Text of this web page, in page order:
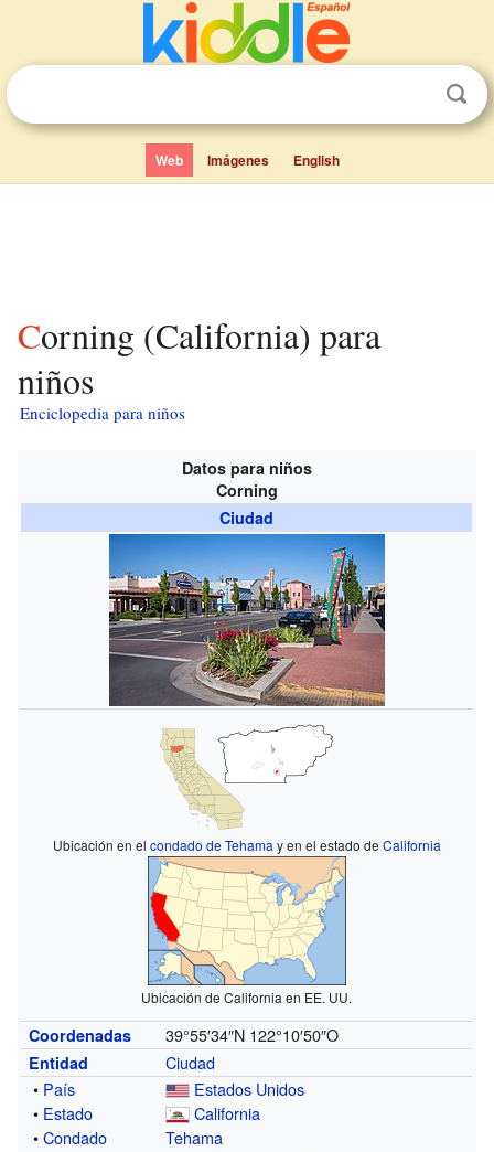
Web Imágenes English
Corning (California) para
niños
Enciclopedia para niños
Datos para niños
Corning
Ciudad
Ubicación en el condado de Tehama y en el estado de California
Ubicación de California en EE. UU.
Coordenadas 39°55′34″N 122°10′50″O
Entidad
Ciudad
• País
Estados Unidos
• Estado
California
•Condado Tehama